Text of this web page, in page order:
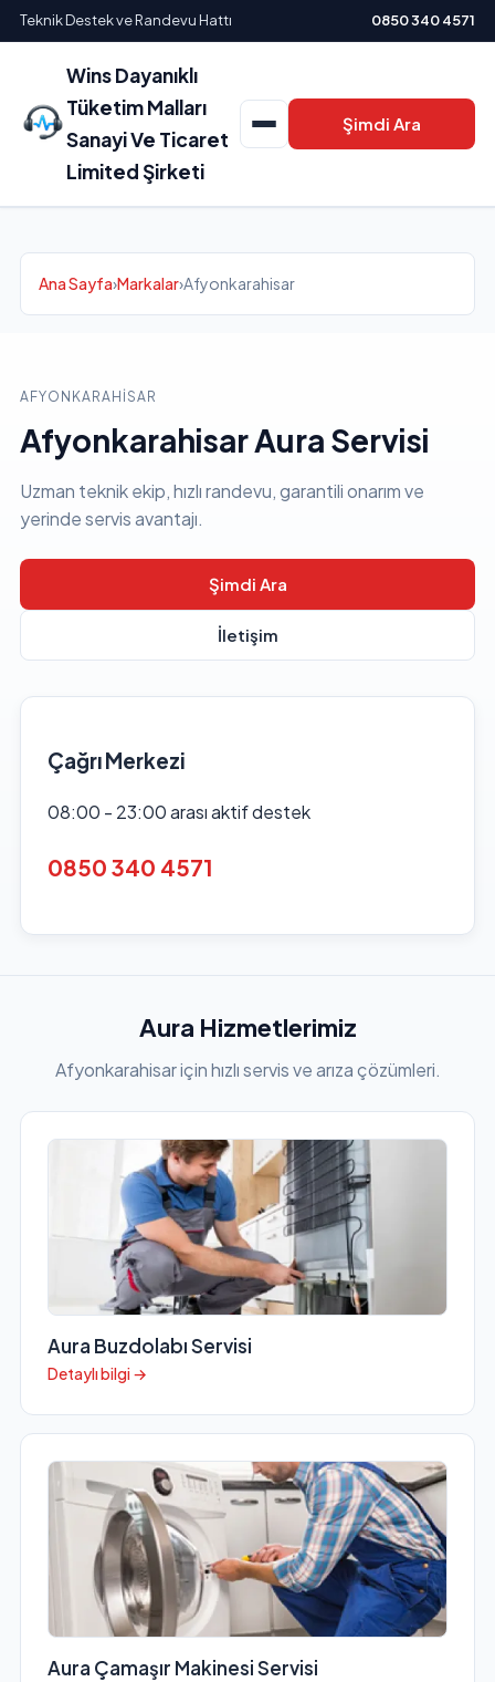
Teknik Destek ve Randevu Hattı 0850 340 4571
Wins Dayanıklı
Tüketim Malları
Sanayi Ve Ticaret
Limited Şirketi
Şimdi Ara
Ana Sayfa›Markalar›Afyonkarahisar
AFYONKARAHISAR
Afyonkarahisar Aura Servisi
Uzman teknik ekip, hızlı randevu, garantili onarım ve
yerinde servis avantajı.
Şimdi Ara
İletişim
Çağrı Merkezi
08:00 - 23:00 arası aktif destek
0850 340 4571
Aura Hizmetlerimiz
Afyonkarahisar için hızlı servis ve arıza çözümleri.
Aura Buzdolabı Servisi
Detaylı bilgi →
Aura Çamaşır Makinesi Servisi